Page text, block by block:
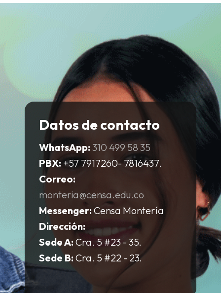
Datos de contacto
WhatsApp: 310 499 58 35
PBX: +57 7917260- 7816437.
Correo:
monteria@censa.edu.co
Messenger: Censa Montería
Dirección:
Sede A: Cra. 5 #23 - 35.
Sede B: Cra. 5 #22 - 23.